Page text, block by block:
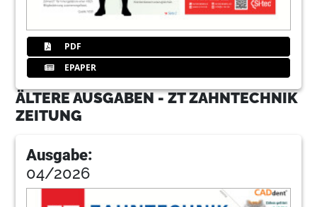
PDF
EPAPER
ÄLTERE AUSGABEN - ZT ZAHNTECHNIK
ZEITUNG
Ausgabe:
04/2026